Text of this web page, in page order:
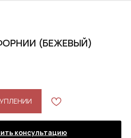
(БЕЖЕВЫЙ)
консультацию